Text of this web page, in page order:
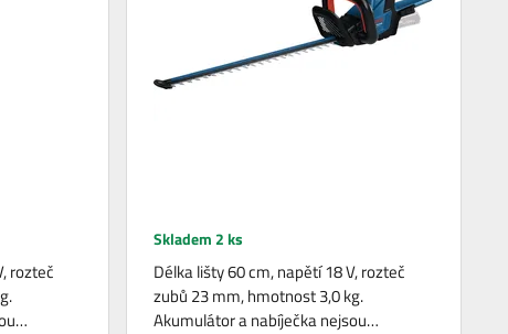
rozteč
Skladem 2 ks
Délka lišty 60 cm, napětí 18 V, rozteč
zubů 23 mm, hmotnost 3,0 kg.
Akumulátor a nabíječka nejsou…